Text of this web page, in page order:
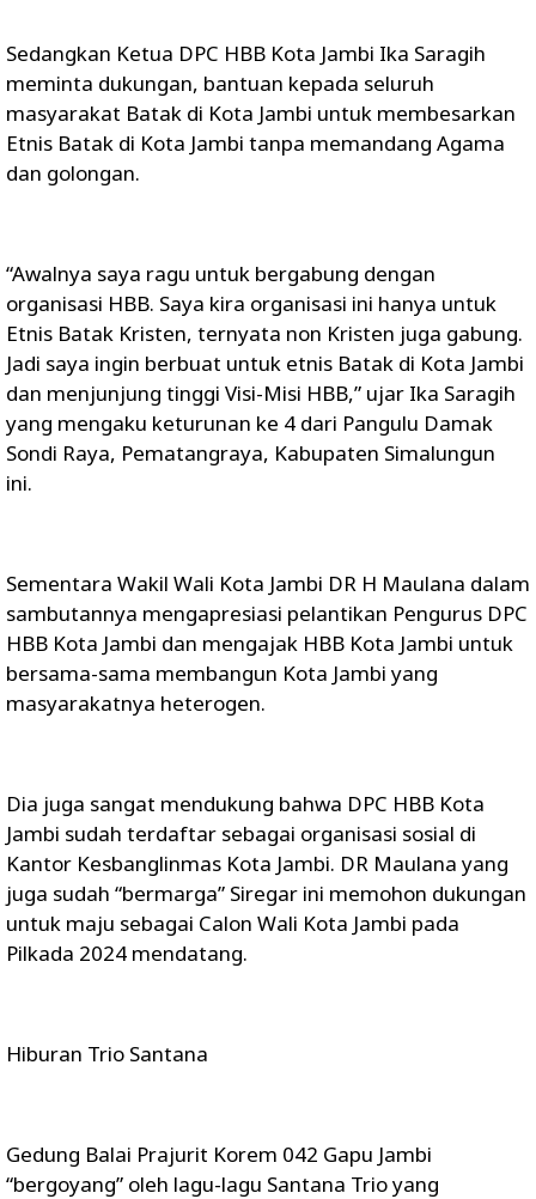
Sedangkan Ketua DPC HBB Kota Jambi Ika Saragih
meminta dukungan, bantuan kepada seluruh
masyarakat Batak di Kota Jambi untuk membesarkan
Etnis Batak di Kota Jambi tanpa memandang Agama
dan golongan.
“Awalnya saya ragu untuk bergabung dengan
organisasi HBB. Saya kira organisasi ini hanya untuk
Etnis Batak Kristen, ternyata non Kristen juga gabung.
Jadi saya ingin berbuat untuk etnis Batak di Kota Jambi
dan menjunjung tinggi Visi-Misi HBB,” ujar Ika Saragih
yang mengaku keturunan ke 4 dari Pangulu Damak
Sondi Raya, Pematangraya, Kabupaten Simalungun
ini.
Sementara Wakil Wali Kota Jambi DR H Maulana dalam
sambutannya mengapresiasi pelantikan Pengurus DPC
HBB Kota Jambi dan mengajak HBB Kota Jambi untuk
bersama-sama membangun Kota Jambi yang
masyarakatnya heterogen.
Dia juga sangat mendukung bahwa DPC HBB Kota
Jambi sudah terdaftar sebagai organisasi sosial di
Kantor Kesbanglinmas Kota Jambi. DR Maulana yang
juga sudah “bermarga” Siregar ini memohon dukungan
untuk maju sebagai Calon Wali Kota Jambi pada
Pilkada 2024 mendatang.
Hiburan Trio Santana
Gedung Balai Prajurit Korem 042 Gapu Jambi
“bergoyang” oleh lagu-lagu Santana Trio yang